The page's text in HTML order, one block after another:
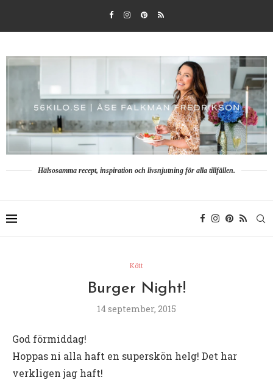
Hälsosamma recept, inspiration och livsnjutning för alla tillfällen.
Kött
Burger Night!
14 september, 2015
God förmiddag!
Hoppas ni alla haft en superskön helg! Det har
verkligen jag haft!